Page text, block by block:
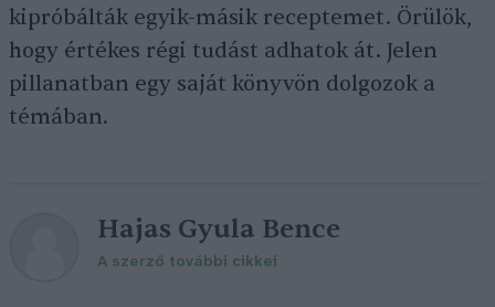
kipróbálták egyik-másik receptemet. Örülök,
hogy értékes régi tudást adhatok át. Jelen
pillanatban egy saját könyvön dolgozok a
témában.
Hajas Gyula Bence
A szerző további cikkei